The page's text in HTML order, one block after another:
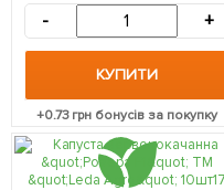
- +
КУПИТИ
+0.73грн бонусів за покупку